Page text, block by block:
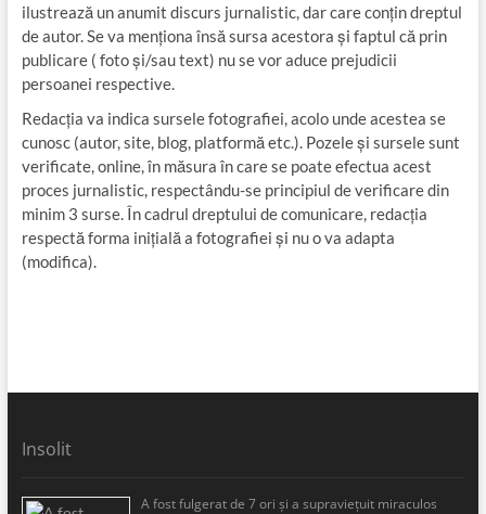
ilustrează un anumit discurs jurnalistic, dar care conțin dreptul
de autor. Se va menționa însă sursa acestora și faptul că prin
publicare ( foto și/sau text) nu se vor aduce prejudicii
persoanei respective.
Redacția va indica sursele fotografiei, acolo unde acestea se
cunosc (autor, site, blog, platformă etc.). Pozele și sursele sunt
verificate, online, în măsura în care se poate efectua acest
proces jurnalistic, respectându-se principiul de verificare din
minim 3 surse. În cadrul dreptului de comunicare, redacția
respectă forma inițială a fotografiei și nu o va adapta
(modifica).
Insolit
A fost fulgerat de 7 ori şi a supravieţuit miraculos